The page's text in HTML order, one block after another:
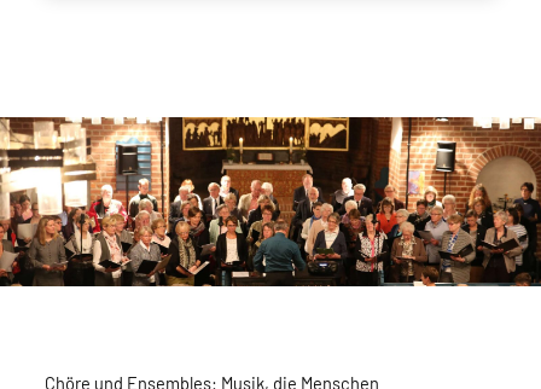
Chöre und Ensembles: Musik, die Menschen